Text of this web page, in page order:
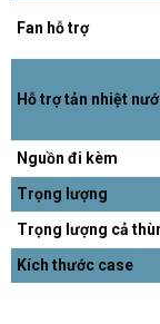
Fan hỗ trợ
Hỗ trợ tản nhiệt
Nguồn đi kèm
Trọng lượng
Trọng lượng cả
Kích thước case